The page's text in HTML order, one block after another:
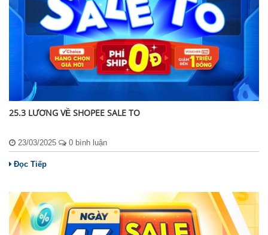
25.3 LƯƠNG VỀ SHOPEE SALE TO
23/03/2025 0 bình luận
Đọc Tiếp